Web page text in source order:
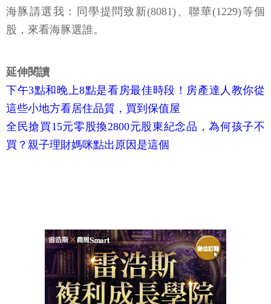
海豚請選我：同學提問致新(8081)、聯華(1229)等個
股，來看海豚選誰。
延伸閱讀
下午3點和晚上8點是看房最佳時段！房產達人教你從
這些小地方看居住品質，買到保值屋
全民搶買15元零股換2800元股東紀念品，為何孩子不
買？親子理財媽咪點出原因是這個